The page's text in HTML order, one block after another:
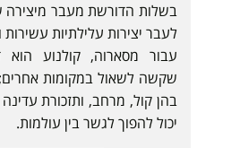
בשלות הדורשת מעבר מיצירה
לעבר יצירות עלילתיות עשירות
עבור מסארוה, קולנוע
שקשה לשאול במקומות
בהן קול, מרחב, ותזכורת
יכול להפוך לגשר בין עולמות.